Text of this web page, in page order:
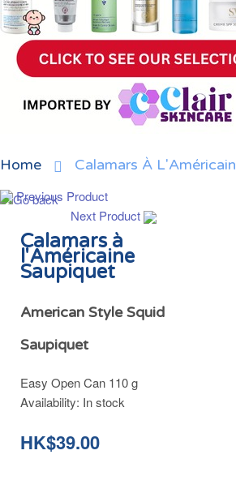
Home Calamars À
Previous Product
Next Product
Calamars à
l'Américaine
Saupiquet
American Style Squid
Saupiquet
Easy Open Can 110 g
Availability: In stock
HK$39.00